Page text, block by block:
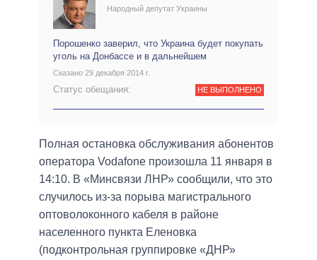
Народный депутат Украины
Порошенко заверил, что Украина будет покупать
уголь на Донбассе и в дальнейшем
Сказано 29 декабря 2014 г.
Статус обещания: НЕ ВЫПОЛНЕНО
Полная остановка обслуживания абонентов
оператора Vodafone произошла 11 января в
14:10. В «Минсвязи ЛНР» сообщили, что это
случилось из-за порыва магистрального
оптоволоконного кабеля в районе
населенного пункта Еленовка
(подконтрольная группировке «ДНР»